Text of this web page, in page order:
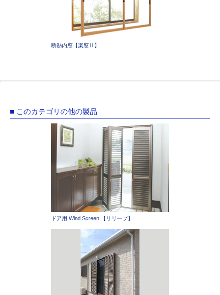
断熱内窓【楽窓Ⅱ】
■ このカテゴリの他の製品
ドア用 Wind Screen 【リリーブ】